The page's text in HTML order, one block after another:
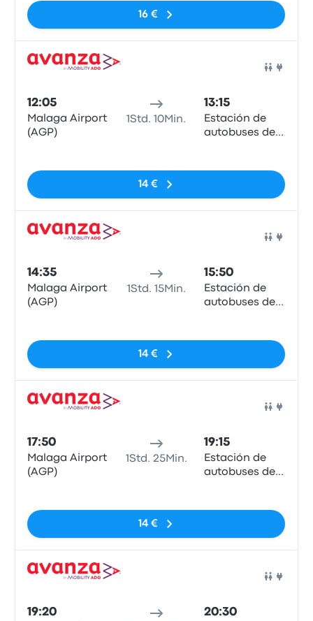
16 €
12:05
Malaga Airport
(AGP)
1Std. 10Min.
13:15
Estación de
autobuses de
14 €
14:35
Malaga Airport
(AGP)
1Std. 15Min.
15:50
Estación de
autobuses de
14 €
17:50
Malaga Airport
(AGP)
1Std. 25Min.
19:15
Estación de
autobuses de
14 €
19:20 20:30